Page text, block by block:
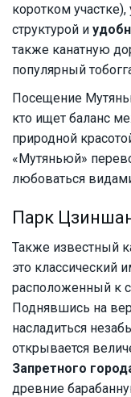
коротком
структурой и
также канатную
популярный
Посещение
кто ищет баланс
природной
«Мутяньюй»
любоваться
Парк
Также известный
это классический
расположенный к
Поднявшись на
насладиться
открывается
Запретного
древние